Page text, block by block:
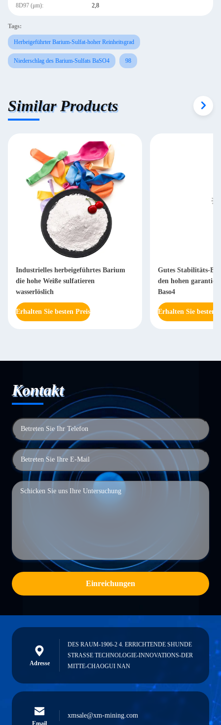
8D97 (μm): 2,8
Tags:
Herbeigeführter Barium-Sulfat-hoher Reinheitsgrad
Niederschlag des Barium-Sulfats BaSO4 98
Similar Products
Industrielles herbeigeführtes Barium
die hohe Weiße sulfatieren
wasserlöslich
Erhalten Sie besten Preis
Gutes Stabilitäts-
den hohen
Baso4
Erhalten Sie besten
Kontakt
Einreichungen
Adresse
DES RAUM-1906-2 4. ERRICHTENDE SHUNDE
STRASSE TECHNOLOGIE-INNOVATIONS-DER
MITTE-CHAOGUI NAN
Email
xmsale@xm-mining.com